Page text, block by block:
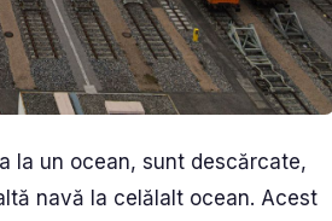
la un ocean, sunt descărcate,
navă la celălalt ocean. Acest